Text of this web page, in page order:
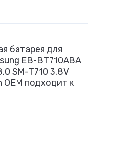
батарея для
EB-BT710ABA
SM-T710 3.8V
OEM подходит к